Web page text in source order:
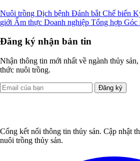
Nuôi trồng Dịch bệnh Đánh bắt Chế biến
giới Ẩm thực Doanh nghiệp Tổng hợp Góc
Đăng ký nhận bản tin
Nhận thông tin mới nhất về ngành thủy
thức nuôi trồng.
Đăng ký
Cổng kết nối thông tin thủy sản. Cập nhật
nuôi trồng thủy sản.